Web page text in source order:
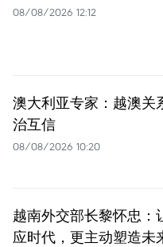
08/08/2026 12:12
澳大利亚专家：越澳关
治互信
08/08/2026 10:20
越南外交部长黎怀忠：
应时代，更主动塑造未